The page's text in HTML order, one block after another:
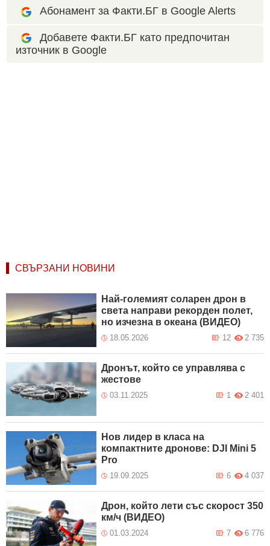
Абонамент за Факти.БГ в Google Alerts
Добавете Факти.БГ като предпочитан
източник в Google
СВЪРЗАНИ НОВИНИ
Най-големият соларен дрон в
света направи рекорден полет,
но изчезна в океана (ВИДЕО)
18.05.2026 2 735
12
Дронът, който се управлява с
жестове
03.11.2025 2 401
1
Нов лидер в класа на
компактните дронове: DJI Mini 5
Pro
19.09.2025 4 037
6
Дрон, който лети със скорост 350
км/ч (ВИДЕО)
01.03.2024 6 776
7